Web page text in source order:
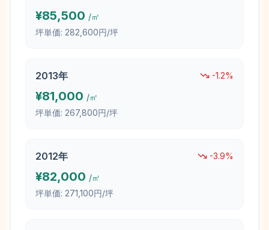
¥85,500 /㎡
坪単価: 282,600円/坪
2013年 -1.2%
¥81,000 /㎡
坪単価: 267,800円/坪
2012年 -3.9%
¥82,000 /㎡
坪単価: 271,100円/坪